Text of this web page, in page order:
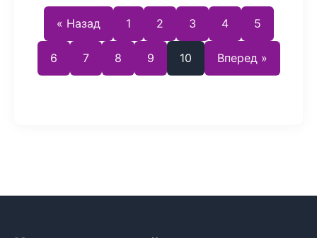
« Назад 1 2 3 4 5
6 7 8 9 10 Вперед »